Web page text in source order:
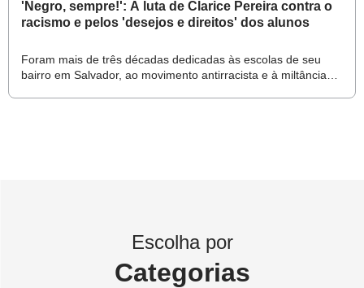
15/10 - “Gosto do que faço, amo meus alunos”: a paixão
da professora Maria Aparecida pela escola
14/10 - Em suas aulas, Saulo Basílio guardava e
transmitia a cultura do povo indígena terena
08/10 - Aguinaldo Marinho, o professor que levava a
Produção: Marcelo Valadares
Edição: Miguel Martins e Pedro Annunciato
'Negro, sempre!': A luta de Clarice Pereira contra o
racismo e pelos 'desejos e direitos' dos alunos
Foram mais de três décadas dedicadas às escolas de seu
bairro em Salvador, ao movimento antirracista e à miltância
Escolha por
Categorias